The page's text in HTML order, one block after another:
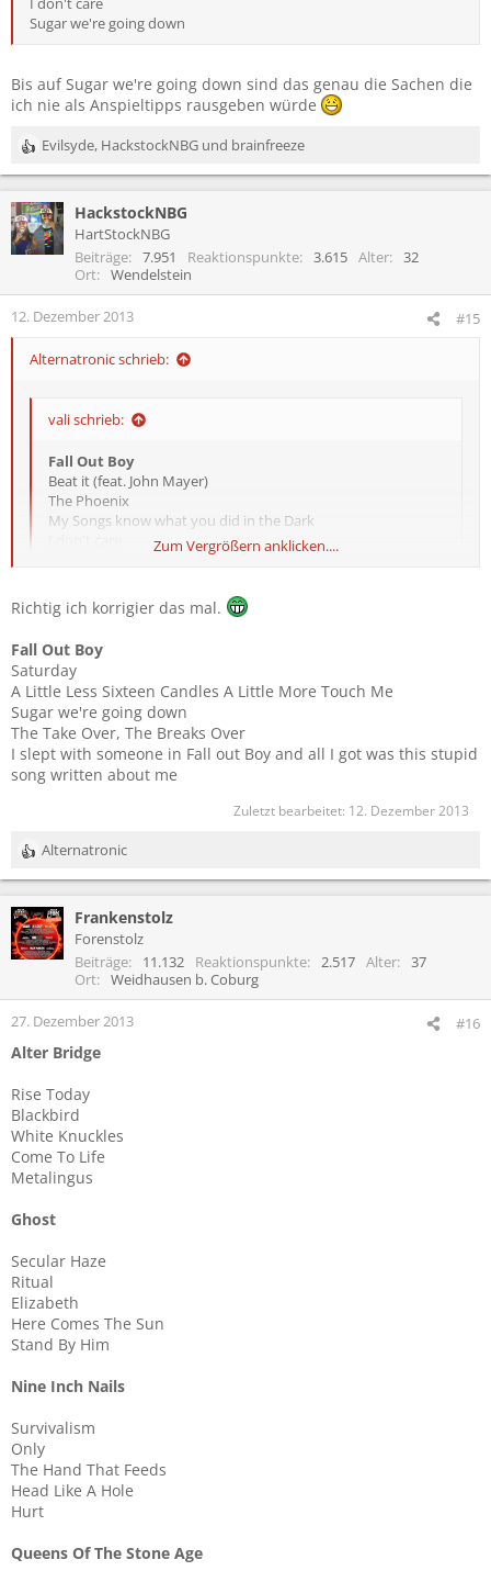
Sugar we're going down
Bis auf Sugar we're going down sind das genau die Sachen die
ich nie als Anspieltipps rausgeben würde
R
e
k
t
i
n
e
Evilsyde, HackstockNBG und brainfreeze
HackstockNBG
HartStockNBG
Beiträge
7.951 Reaktionspunkte 3.615 Alter
32
Ort
Wendelstein
12. Dezember 2013 #15
Alternatronic schrieb:
vali schrieb:
Fall Out Boy
Beat it (feat. John Mayer)
The Phoenix
My Songs know what you did in the Dark
Zum Vergrößern anklicken....
Bis auf Sugar we're going down sind das genau die Sachen die ich
nie als Anspieltipps rausgeben würde
Zum Vergrößern anklicken....
Richtig ich korrigier das mal.
Fall Out Boy
Saturday
A Little Less Sixteen Candles A Little More Touch Me
Sugar we're going down
The Take Over, The Breaks Over
I slept with someone in Fall out Boy and all I got was this stupid
song written about me
Zuletzt bearbeitet: 12. Dezember 2013
R
e
k
t
i
n
e
:
Alternatronic
Frankenstolz
Forenstolz
Beiträge
11.132 Reaktionspunkte 2.517 Alter
37
Ort
Weidhausen b. Coburg
27. Dezember 2013 #16
Alter Bridge
Rise Today
Blackbird
White Knuckles
Come To Life
Metalingus
Ghost
Secular Haze
Ritual
Elizabeth
Here Comes The Sun
Stand By Him
Nine Inch Nails
Survivalism
Only
The Hand That Feeds
Head Like A Hole
Hurt
Queens Of The Stone Age